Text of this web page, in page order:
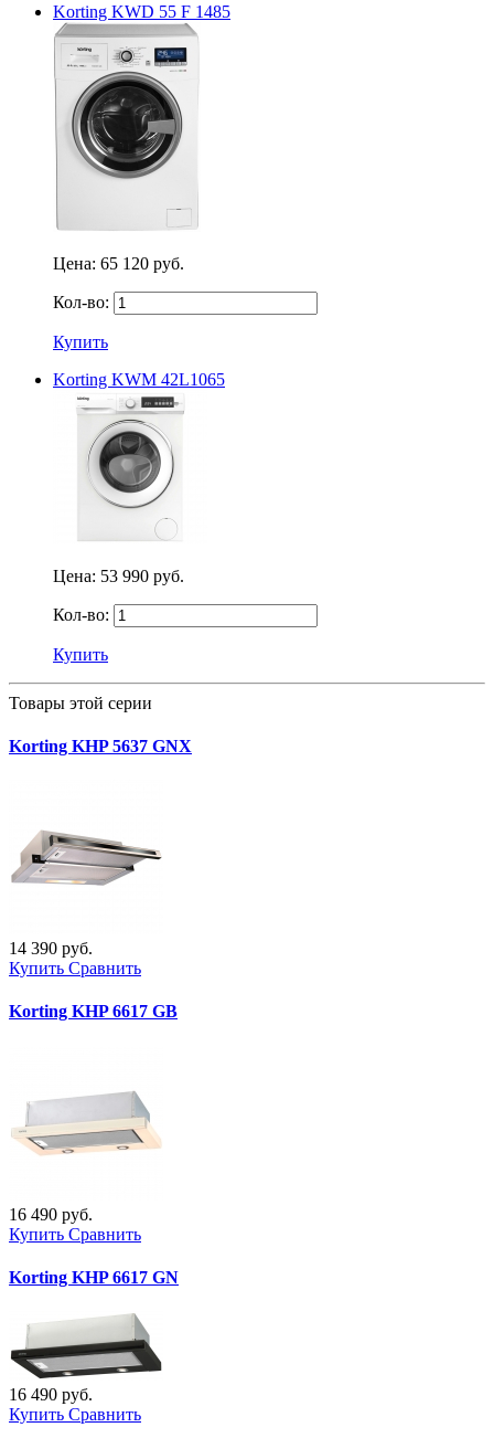
Korting KWD 55 F 1485
Цена: 65 120 руб.
Кол-во:
Купить
Korting KWM 42L1065
Цена: 53 990 руб.
Кол-во:
Купить
Товары этой серии
Korting KHP 5637 GNX
14 390 руб.
Купить Сравнить
Korting KHP 6617 GB
16 490 руб.
Купить Сравнить
Korting KHP 6617 GN
16 490 руб.
Купить Сравнить